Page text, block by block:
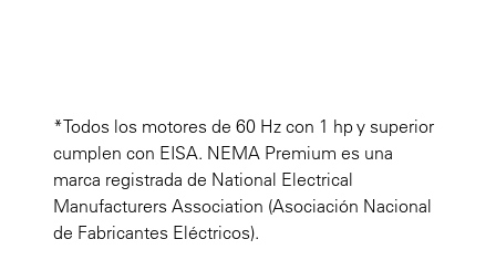
*Todos los motores de 60 Hz con 1 hp y superior
cumplen con EISA. NEMA Premium es una
marca registrada de National Electrical
Manufacturers Association (Asociación Nacional
de Fabricantes Eléctricos).